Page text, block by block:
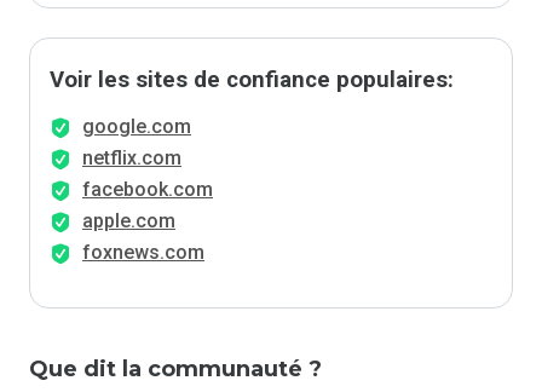
Voir les sites de confiance populaires:
google.com
netflix.com
facebook.com
apple.com
foxnews.com
Que dit la communauté ?